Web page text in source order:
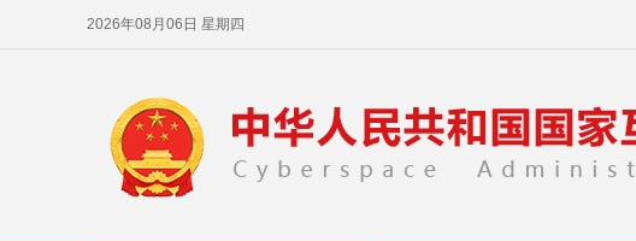
2026年08月06日 星期四